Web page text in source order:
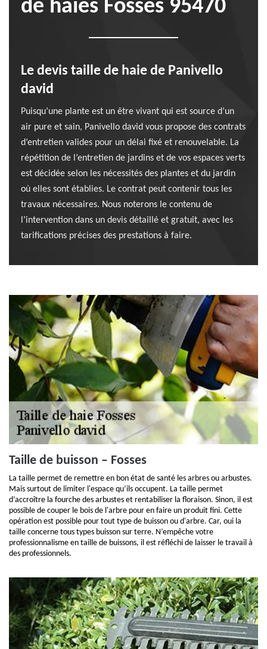
de haies Fosses 95470
Le devis taille de haie de Panivello
david
Puisqu’une plante est un être vivant qui est source d’un
air pure et sain, Panivello david vous propose des contrats
d’entretien valides pour un délai fixé et renouvelable. La
répétition de l’entretien de jardins et de vos espaces verts
est décidée selon les nécessités des plantes et du jardin
où elles sont établies. Le contrat peut contenir tous les
travaux nécessaires. Nous noterons le contenu de
l’intervention dans un devis détaillé et gratuit, avec les
tarifications précises des prestations à faire.
Taille de buisson – Fosses
La taille permet de remettre en bon état de santé les arbres ou arbustes.
Mais surtout de limiter l'espace qu’ils occupent. La taille permet
d’accroître la fourche des arbustes et rentabiliser la floraison. Sinon, il est
possible de couper le bois de l'arbre pour en faire un produit fini. Cette
opération est possible pour tout type de buisson ou d'arbre. Car, oui la
taille concerne tous types buisson sur terre. N’empêche votre
professionnalisme en taille de buissons, il est réfléchi de laisser le travail à
des professionnels.